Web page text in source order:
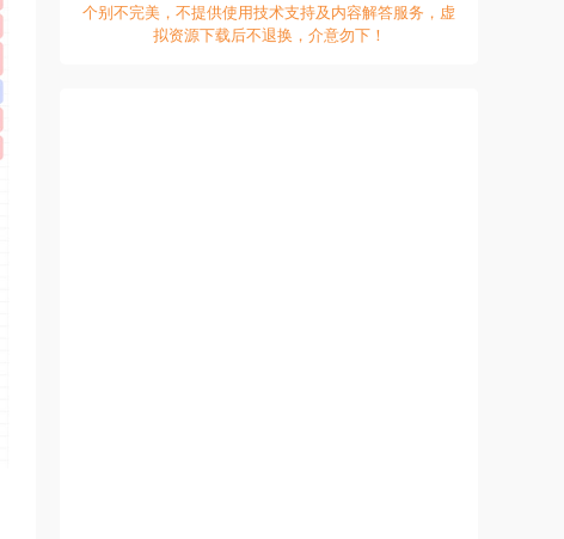
个别不完美，不提供使用技术支持及内容解答服务，虚
拟资源下载后不退换，介意勿下！